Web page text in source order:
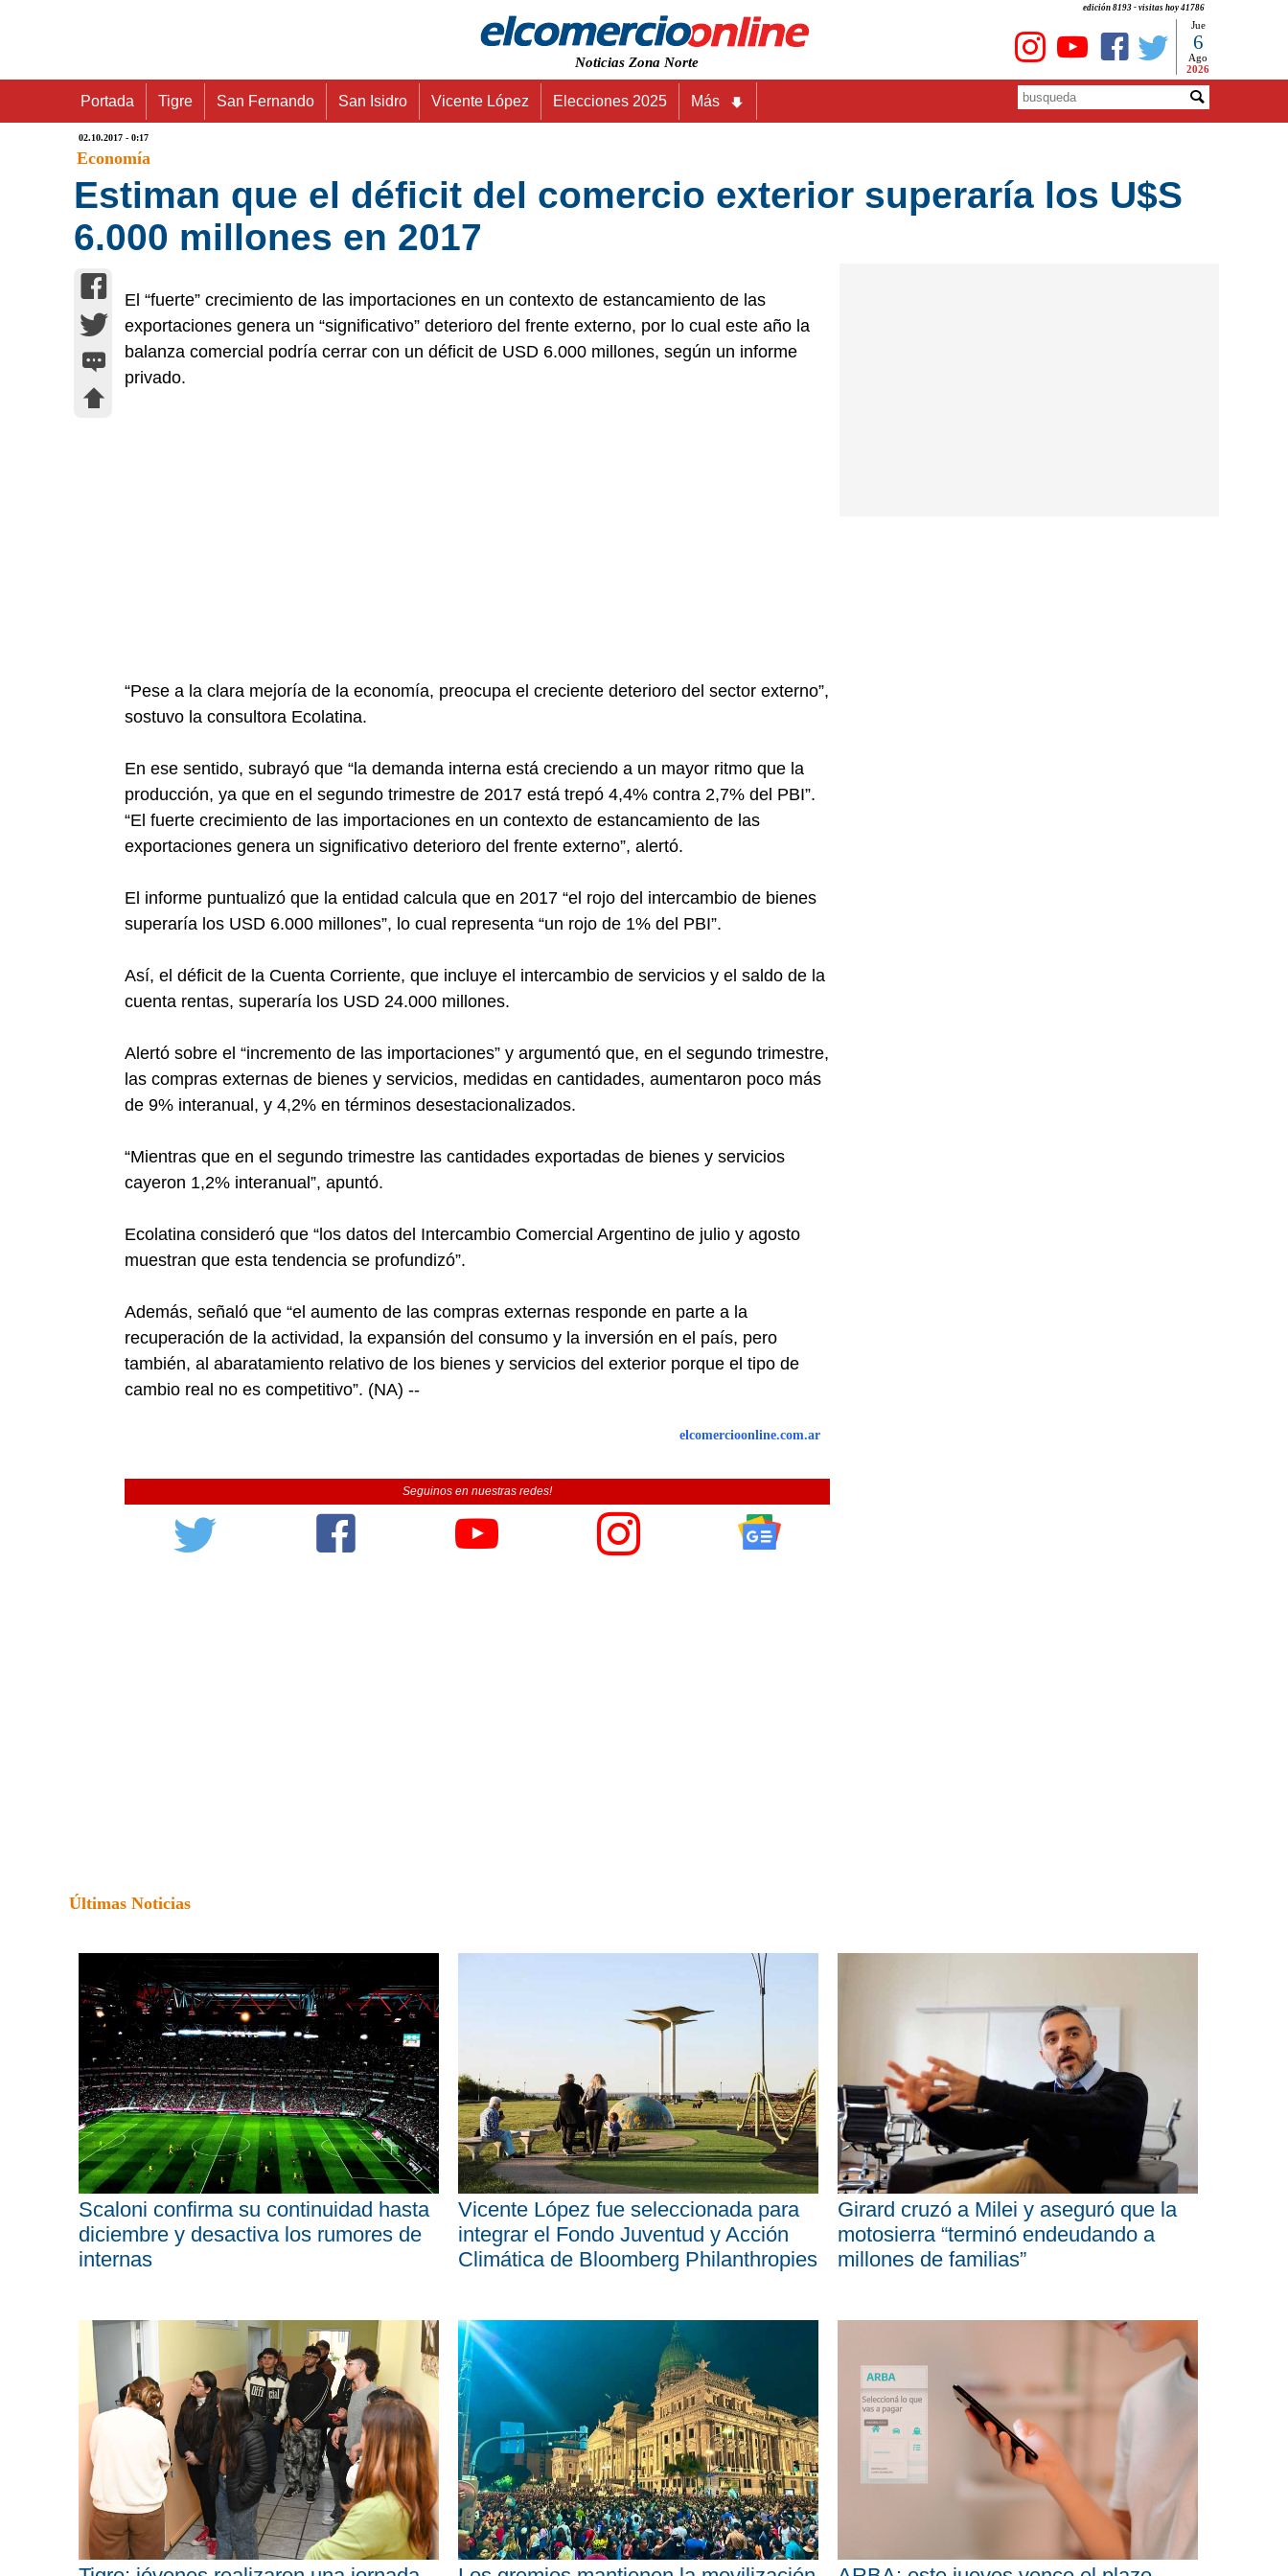
edición 8193 - visitas hoy 41786
Noticias Zona Norte
Jue
6
Ago
2026
Portada Tigre San Fernando San Isidro Vicente López Elecciones 2025 Más
02.10.2017 - 0:17
Economía
Estiman que el déficit del comercio exterior superaría los U$S
6.000 millones en 2017
El “fuerte” crecimiento de las importaciones en un contexto de estancamiento de las
exportaciones genera un “significativo” deterioro del frente externo, por lo cual este año la
balanza comercial podría cerrar con un déficit de USD 6.000 millones, según un informe
privado.
“Pese a la clara mejoría de la economía, preocupa el creciente deterioro del sector externo”,
sostuvo la consultora Ecolatina.
En ese sentido, subrayó que “la demanda interna está creciendo a un mayor ritmo que la
producción, ya que en el segundo trimestre de 2017 está trepó 4,4% contra 2,7% del PBI”.
“El fuerte crecimiento de las importaciones en un contexto de estancamiento de las
exportaciones genera un significativo deterioro del frente externo”, alertó.
El informe puntualizó que la entidad calcula que en 2017 “el rojo del intercambio de bienes
superaría los USD 6.000 millones”, lo cual representa “un rojo de 1% del PBI”.
Así, el déficit de la Cuenta Corriente, que incluye el intercambio de servicios y el saldo de la
cuenta rentas, superaría los USD 24.000 millones.
Alertó sobre el “incremento de las importaciones” y argumentó que, en el segundo trimestre,
las compras externas de bienes y servicios, medidas en cantidades, aumentaron poco más
de 9% interanual, y 4,2% en términos desestacionalizados.
“Mientras que en el segundo trimestre las cantidades exportadas de bienes y servicios
cayeron 1,2% interanual”, apuntó.
Ecolatina consideró que “los datos del Intercambio Comercial Argentino de julio y agosto
muestran que esta tendencia se profundizó”.
Además, señaló que “el aumento de las compras externas responde en parte a la
recuperación de la actividad, la expansión del consumo y la inversión en el país, pero
también, al abaratamiento relativo de los bienes y servicios del exterior porque el tipo de
cambio real no es competitivo”. (NA) --
elcomercioonline.com.ar
Seguinos en nuestras redes!
Últimas Noticias
Scaloni confirma su continuidad hasta
diciembre y desactiva los rumores de
internas
Vicente López fue seleccionada para
integrar el Fondo Juventud y Acción
Climática de Bloomberg Philanthropies
Girard cruzó a Milei y aseguró que la
motosierra “terminó endeudando a
millones de familias”